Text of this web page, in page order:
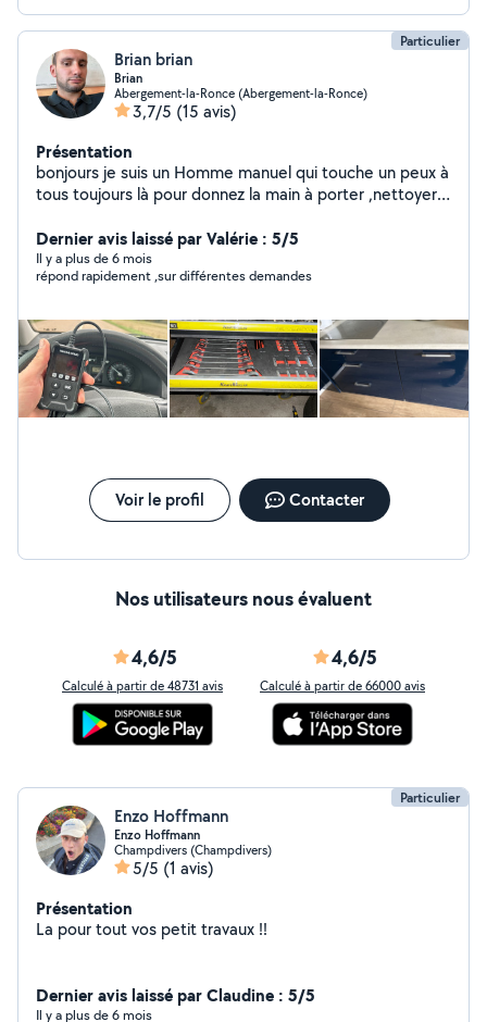
Particulier
Brian brian
Brian
Abergement-la-Ronce (Abergement-la-Ronce)
3,7/5 (15 avis)
Présentation
bonjours je suis un Homme manuel qui touche un peux à
tous toujours là pour donnez la main à porter ,nettoyer
de connaissances et d'outils machine à pneus
équilibreurs repoussés piston diag voiture etc. Niveau
bricolage je touche à tous ( déjà rénover 2 maisons
Dernier avis laissé par Valérie : 5/5
Il y a plus de 6 mois
répond rapidement ,sur différentes demandes
Voir le profil Contacter
Nos utilisateurs nous évaluent
4,6/5
Calculé à partir de 48731 avis
4,6/5
Calculé à partir de 66000 avis
Particulier
Enzo Hoffmann
Enzo Hoffmann
Champdivers (Champdivers)
5/5 (1 avis)
Présentation
La pour tout vos petit travaux !!
Dernier avis laissé par Claudine : 5/5
Il y a plus de 6 mois